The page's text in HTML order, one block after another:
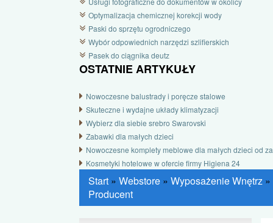
Optymalizacja chemicznej korekcji wody
Paski do sprzętu ogrodniczego
Wybór odpowiednich narzędzi szlifierskich
Pasek do ciągnika deutz
OSTATNIE ARTYKUŁY
Nowoczesne balustrady i poręcze stalowe
Skuteczne i wydajne układy klimatyzacji
Wybierz dla siebie srebro Swarovski
Zabawki dla małych dzieci
Nowoczesne komplety meblowe dla małych dzieci od
Kosmetyki hotelowe w ofercie firmy Higiena 24
Start » Webstore » Wyposażenie Wnętrz »
Producent